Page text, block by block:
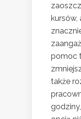
kursów,
pomoc
także